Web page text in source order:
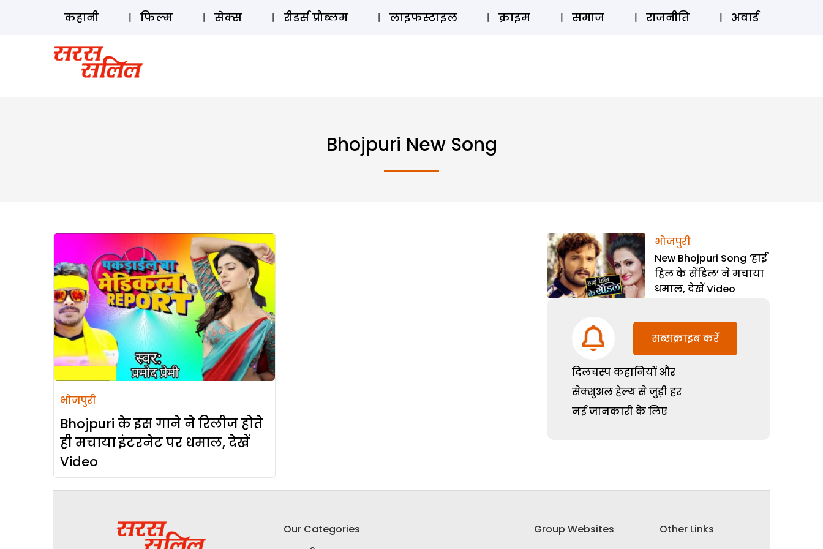
ऑडियो स्टोरी लॉग इन ⚲ SUBSCRIBE
कहानी फिल्म सेक्स रीडर्स प्रौब्लम लाइफस्टाइल क्राइम समाज राजनीति अवार्ड
Bhojpuri New Song
भोजपुरी
Bhojpuri के इस गाने ने रिलीज होते
ही मचाया इंटरनेट पर धमाल, देखें
Video
भोजपुरी
New Bhojpuri Song ‘हाई
हिल के सेंडिल’ ने मचाया
धमाल, देखें Video
दिलचस्प कहानियों और
सेक्शुअल हेल्थ से जुड़ी हर
नई जानकारी के लिए
सब्सक्राइब करें
Our Categories
Group Websites
Other Links